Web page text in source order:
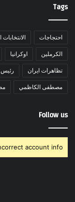
Tags
احتجاجات الانتخابات
الكرملين اوكرانيا
تظاهرات ايران رئيس
مصطفى الكاظمي
Follow us
account info.